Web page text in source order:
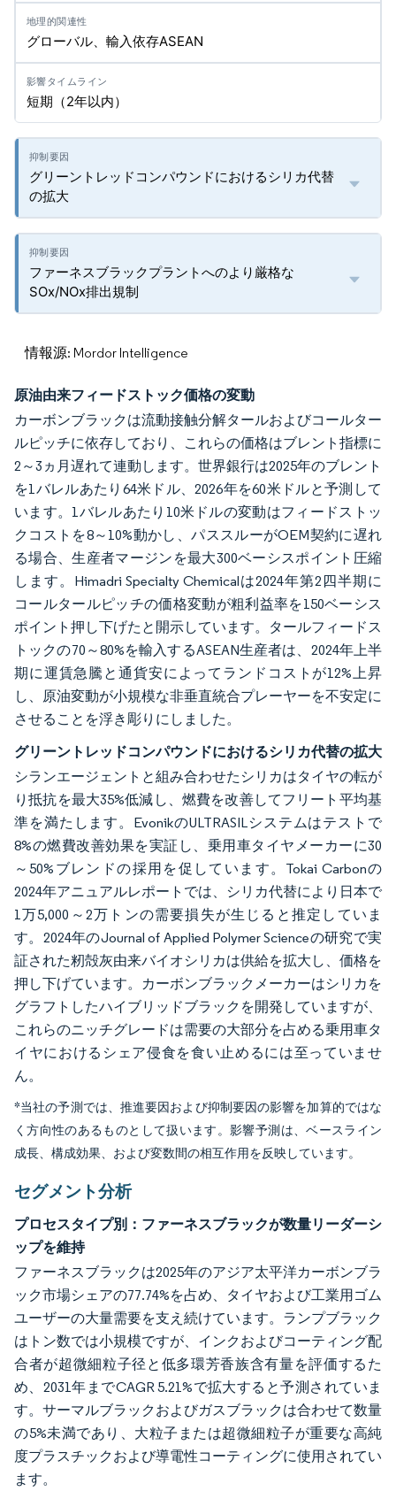
グローバル、輸入依存ASEAN
短期（2年以内）
グリーントレッドコンパウンドにおけるシリカ代替
の拡大
ファーネスブラックプラントへのより厳格な
SOx/NOx排出規制
情報源: Mordor Intelligence
原油由来フィードストック価格の変動
カーボンブラックは流動接触分解タールおよびコールター
ルピッチに依存しており、これらの価格はブレント指標に
2～3ヵ月遅れて連動します。世界銀行は2025年のブレント
を1バレルあたり64米ドル、2026年を60米ドルと予測して
います。1バレルあたり10米ドルの変動はフィードストッ
クコストを8～10%動かし、パススルーがOEM契約に遅れ
る場合、生産者マージンを最大300ベーシスポイント圧縮
します。Himadri Specialty Chemicalは2024年第2四半期に
コールタールピッチの価格変動が粗利益率を150ベーシス
ポイント押し下げたと開示しています。タールフィードス
トックの70～80%を輸入するASEAN生産者は、2024年上半
期に運賃急騰と通貨安によってランドコストが12%上昇
し、原油変動が小規模な非垂直統合プレーヤーを不安定に
させることを浮き彫りにしました。
グリーントレッドコンパウンドにおけるシリカ代替の拡大
シランエージェントと組み合わせたシリカはタイヤの転が
り抵抗を最大35%低減し、燃費を改善してフリート平均基
準を満たします。EvonikのULTRASILシステムはテストで
8%の燃費改善効果を実証し、乗用車タイヤメーカーに30
～50%ブレンドの採用を促しています。Tokai Carbonの
2024年アニュアルレポートでは、シリカ代替により日本で
1万5,000～2万トンの需要損失が生じると推定していま
す。2024年のJournal of Applied Polymer Scienceの研究で実
証された籾殻灰由来バイオシリカは供給を拡大し、価格を
押し下げています。カーボンブラックメーカーはシリカを
グラフトしたハイブリッドブラックを開発していますが、
これらのニッチグレードは需要の大部分を占める乗用車タ
イヤにおけるシェア侵食を食い止めるには至っていませ
ん。
*当社の予測では、推進要因および抑制要因の影響を加算的ではな
く方向性のあるものとして扱います。影響予測は、ベースライン
成長、構成効果、および変数間の相互作用を反映しています。
セグメント分析
プロセスタイプ別：ファーネスブラックが数量リーダーシ
ップを維持
ファーネスブラックは2025年のアジア太平洋カーボンブラ
ック市場シェアの77.74%を占め、タイヤおよび工業用ゴム
ユーザーの大量需要を支え続けています。ランプブラック
はトン数では小規模ですが、インクおよびコーティング配
合者が超微細粒子径と低多環芳香族含有量を評価するた
め、2031年までCAGR 5.21%で拡大すると予測されていま
す。サーマルブラックおよびガスブラックは合わせて数量
の5%未満であり、大粒子または超微細粒子が重要な高純
度プラスチックおよび導電性コーティングに使用されてい
ます。